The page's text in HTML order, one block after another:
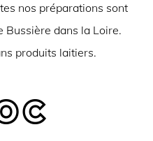
nos préparations sont
Bussière dans la Loire.
produits laitiers.